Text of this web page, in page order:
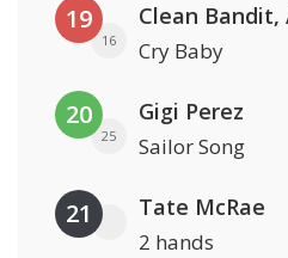
19
16 Cry Baby
20
25
Gigi Perez
Sailor Song
21 Tate McRae
2 hands